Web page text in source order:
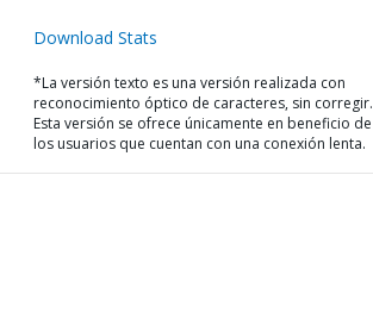
Download Stats
*La versión texto es una versión realizada con
reconocimiento óptico de caracteres, sin corregir.
Esta versión se ofrece únicamente en beneficio de
los usuarios que cuentan con una conexión lenta.